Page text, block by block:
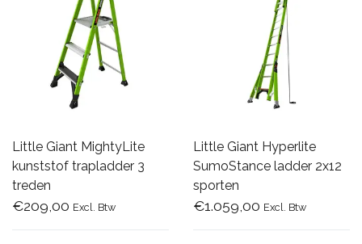
Little Giant MightyLite
kunststof trapladder 3
treden
€209,00 Excl. Btw
Little Giant Hyperlite
SumoStance ladder 2x12
sporten
€1.059,00 Excl. Btw